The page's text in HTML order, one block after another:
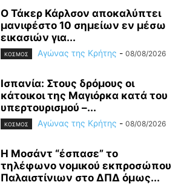
Ο Τάκερ Κάρλσον αποκαλύπτει
μανιφέστο 10 σημείων εν μέσω
εικασιών για...
ΚΟΣΜΟΣ Αγώνας της Κρήτης - 08/08/2026
Ισπανία: Στους δρόμους οι
κάτοικοι της Μαγιόρκα κατά του
υπερτουρισμού –...
ΚΟΣΜΟΣ Αγώνας της Κρήτης - 08/08/2026
Η Μοσάντ “έσπασε” το
τηλέφωνο νομικού εκπροσώπου
Παλαιστίνιων στο ΔΠΔ όμως...